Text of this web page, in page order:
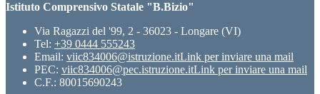
Istituto Comprensivo Statale "B.Bizio"
Via Ragazzi del '99, 2 - 36023 - Longare (VI)
Tel: +39 0444 555243
Email: viic834006@istruzione.itLink per inviare una mail
PEC: viic834006@pec.istruzione.itLink per inviare una mail
C.F.: 80015690243